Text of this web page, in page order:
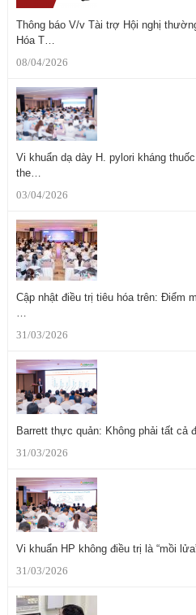
Thông báo V/v Tài trợ Hội nghị
Hóa T…
08/04/2026
Vi khuẩn dạ dày H. pylori kháng
the…
03/04/2026
Cập nhật điều trị tiêu hóa trên: Điểm
…
31/03/2026
Barrett thực quản: Không phải tất cả
31/03/2026
Vi khuẩn HP không điều trị là “mồi
31/03/2026